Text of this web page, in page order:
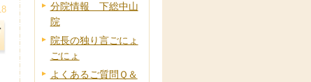
分院情報 下総中山
院
院長の独り言ごにょ
ごにょ
よくあるご質問Ｑ＆